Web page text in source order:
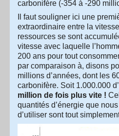
carbonifère (-354 à -290
Il faut souligner ici une
extraordinaire entre la
ressources se sont
vitesse avec laquelle
200 ans pour tout
par comparaison à, disons
millions d’années, dont les
carbonifère. Soit 1.000.000
million de fois plus vite !
quantités d’énergie que
d’utiliser sont tout